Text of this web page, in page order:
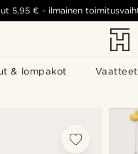
& lompakot
5,95 € - ilmainen